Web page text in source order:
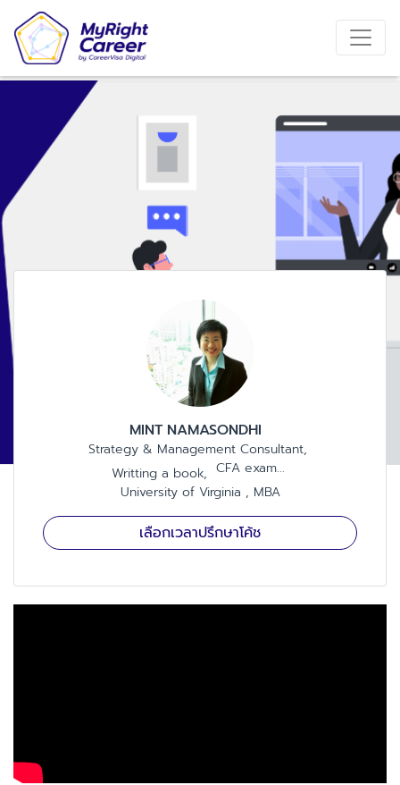
MINT NAMASONDHI
Strategy & Management Consultant
Writting a book
CFA exam
University of Virginia
MBA
เลือกเวลาปรึกษาโค้ช